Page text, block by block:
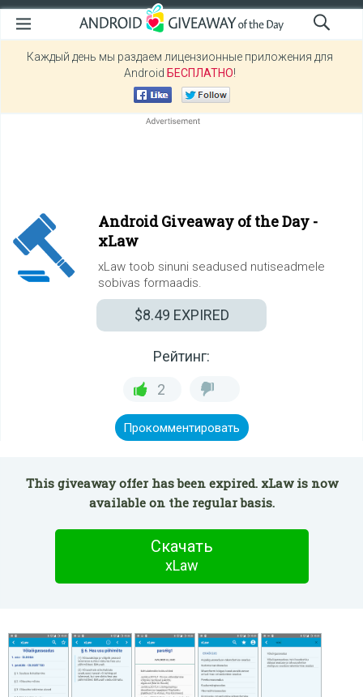
Каждый день мы раздаем лицензионные приложения для
Android БЕСПЛАТНО!
Android Giveaway of the Day -
xLaw
xLaw toob sinuni seadused nutiseadmele
sobivas formaadis.
$8.49 EXPIRED
Рейтинг:
2
Прокомментировать
This giveaway offer has been expired. xLaw is now
available on the regular basis.
Скачать
xLaw